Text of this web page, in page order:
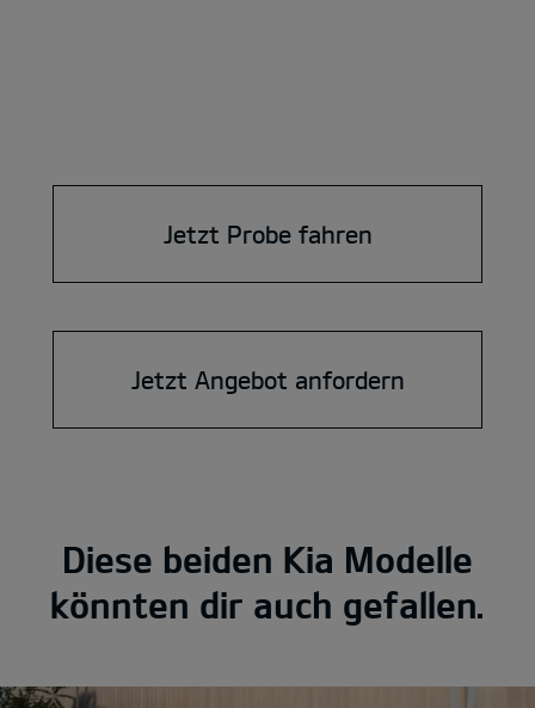
Jetzt Probe fahren
Jetzt Angebot anfordern
Diese beiden Kia Modelle
könnten dir auch gefallen.